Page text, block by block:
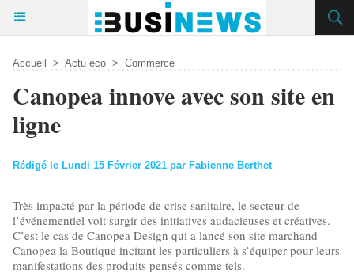
Accueil > Actu éco > Commerce
Canopea innove avec son site en
ligne
Rédigé le Lundi 15 Février 2021 par Fabienne Berthet
Très impacté par la période de crise sanitaire, le secteur de
l’événementiel voit surgir des initiatives audacieuses et créatives.
C’est le cas de Canopea Design qui a lancé son site marchand
Canopea la Boutique incitant les particuliers à s’équiper pour leurs
manifestations des produits pensés comme tels.